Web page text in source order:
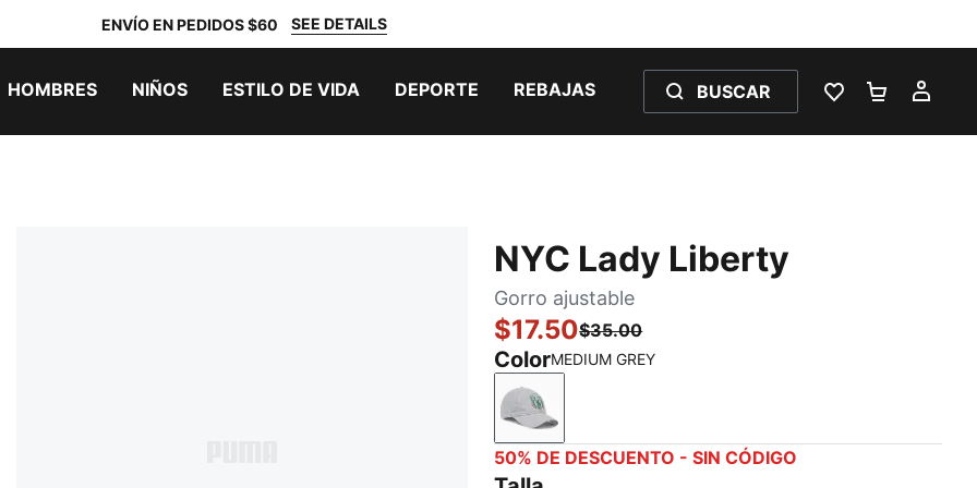
ENVÍO EN PEDIDOS $60 SEE DETAILS
HOMBRES NIÑOS ESTILO DE VIDA DEPORTE REBAJAS BUSCAR
LISTA DE
NYC Lady Liberty
Gorro ajustable
$17.50$35.00
ColorMEDIUM GREY
MEDIUM GREY
50% DE DESCUENTO - SIN CÓDIGO